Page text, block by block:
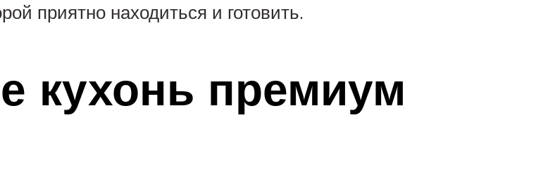
приятно находиться и готовить.
кухонь премиум